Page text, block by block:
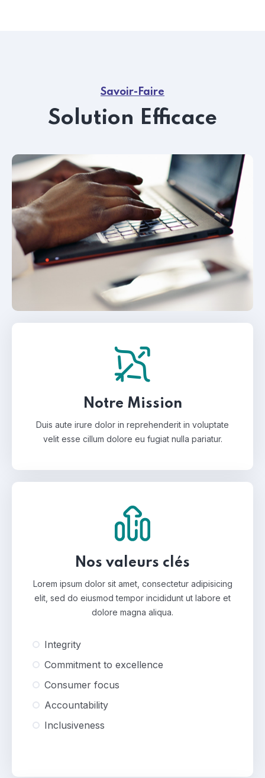
Savoir-Faire
Solution Efficace
Notre Mission
Duis aute irure dolor in reprehenderit in voluptate
velit esse cillum dolore eu fugiat nulla pariatur.
Nos valeurs clés
Lorem ipsum dolor sit amet, consectetur adipisicing
elit, sed do eiusmod tempor incididunt ut labore et
dolore magna aliqua.
Integrity
Commitment to excellence
Consumer focus
Accountability
Inclusiveness